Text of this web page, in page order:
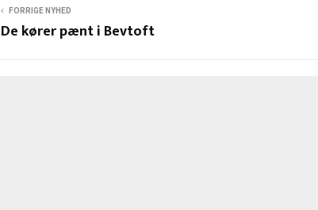
FORRIGE NYHED
De kører pænt i Bevtoft